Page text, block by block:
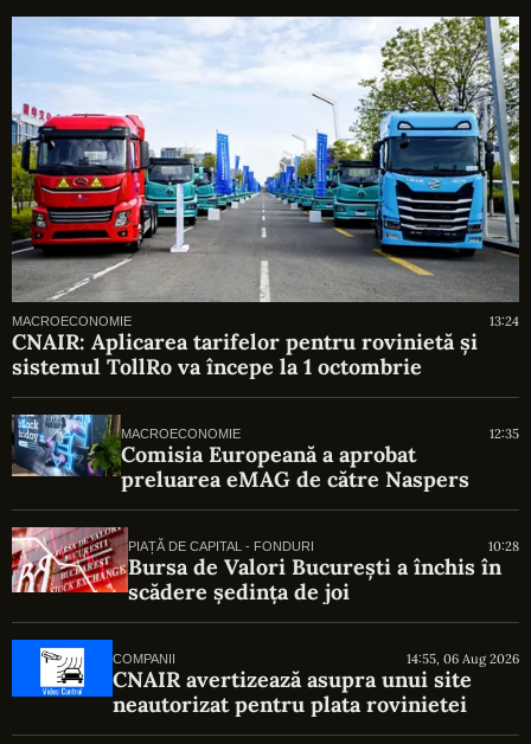
MACROECONOMIE 13:24
CNAIR: Aplicarea tarifelor pentru rovinietă și
sistemul TollRo va începe la 1 octombrie
MACROECONOMIE 12:35
Comisia Europeană a aprobat
preluarea eMAG de către Naspers
PIAȚĂ DE CAPITAL - FONDURI 10:28
Bursa de Valori București a închis în
scădere ședința de joi
COMPANII 14:55, 06 Aug 2026
CNAIR avertizează asupra unui site
neautorizat pentru plata rovinietei